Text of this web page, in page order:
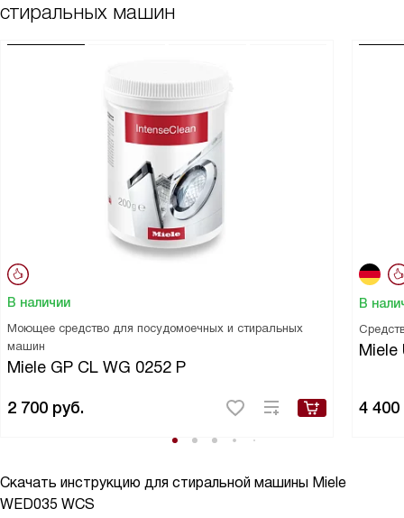
стиральных машин
В наличии
Моющее средство для посудомоечных и стиральных
машин
Miele GP CL WG 0252 P
2 700 руб.
В
Miele
4 400
Скачать инструкцию для стиральной машины Miele
WED035 WCS